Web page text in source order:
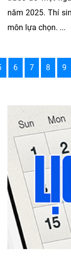
năm 2025. Thí
môn lựa chọn. ...
6 7 8 9